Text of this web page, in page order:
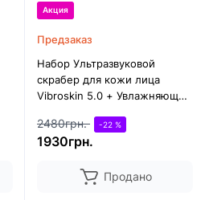
Акция
Предзаказ
Набор Ультразвуковой
скрабер для кожи лица
Vibroskin 5.0 + Увлажняющий
Успокаивающая маска для
лица Soothing Mask
2480грн. -22 %
1930грн.
Продано